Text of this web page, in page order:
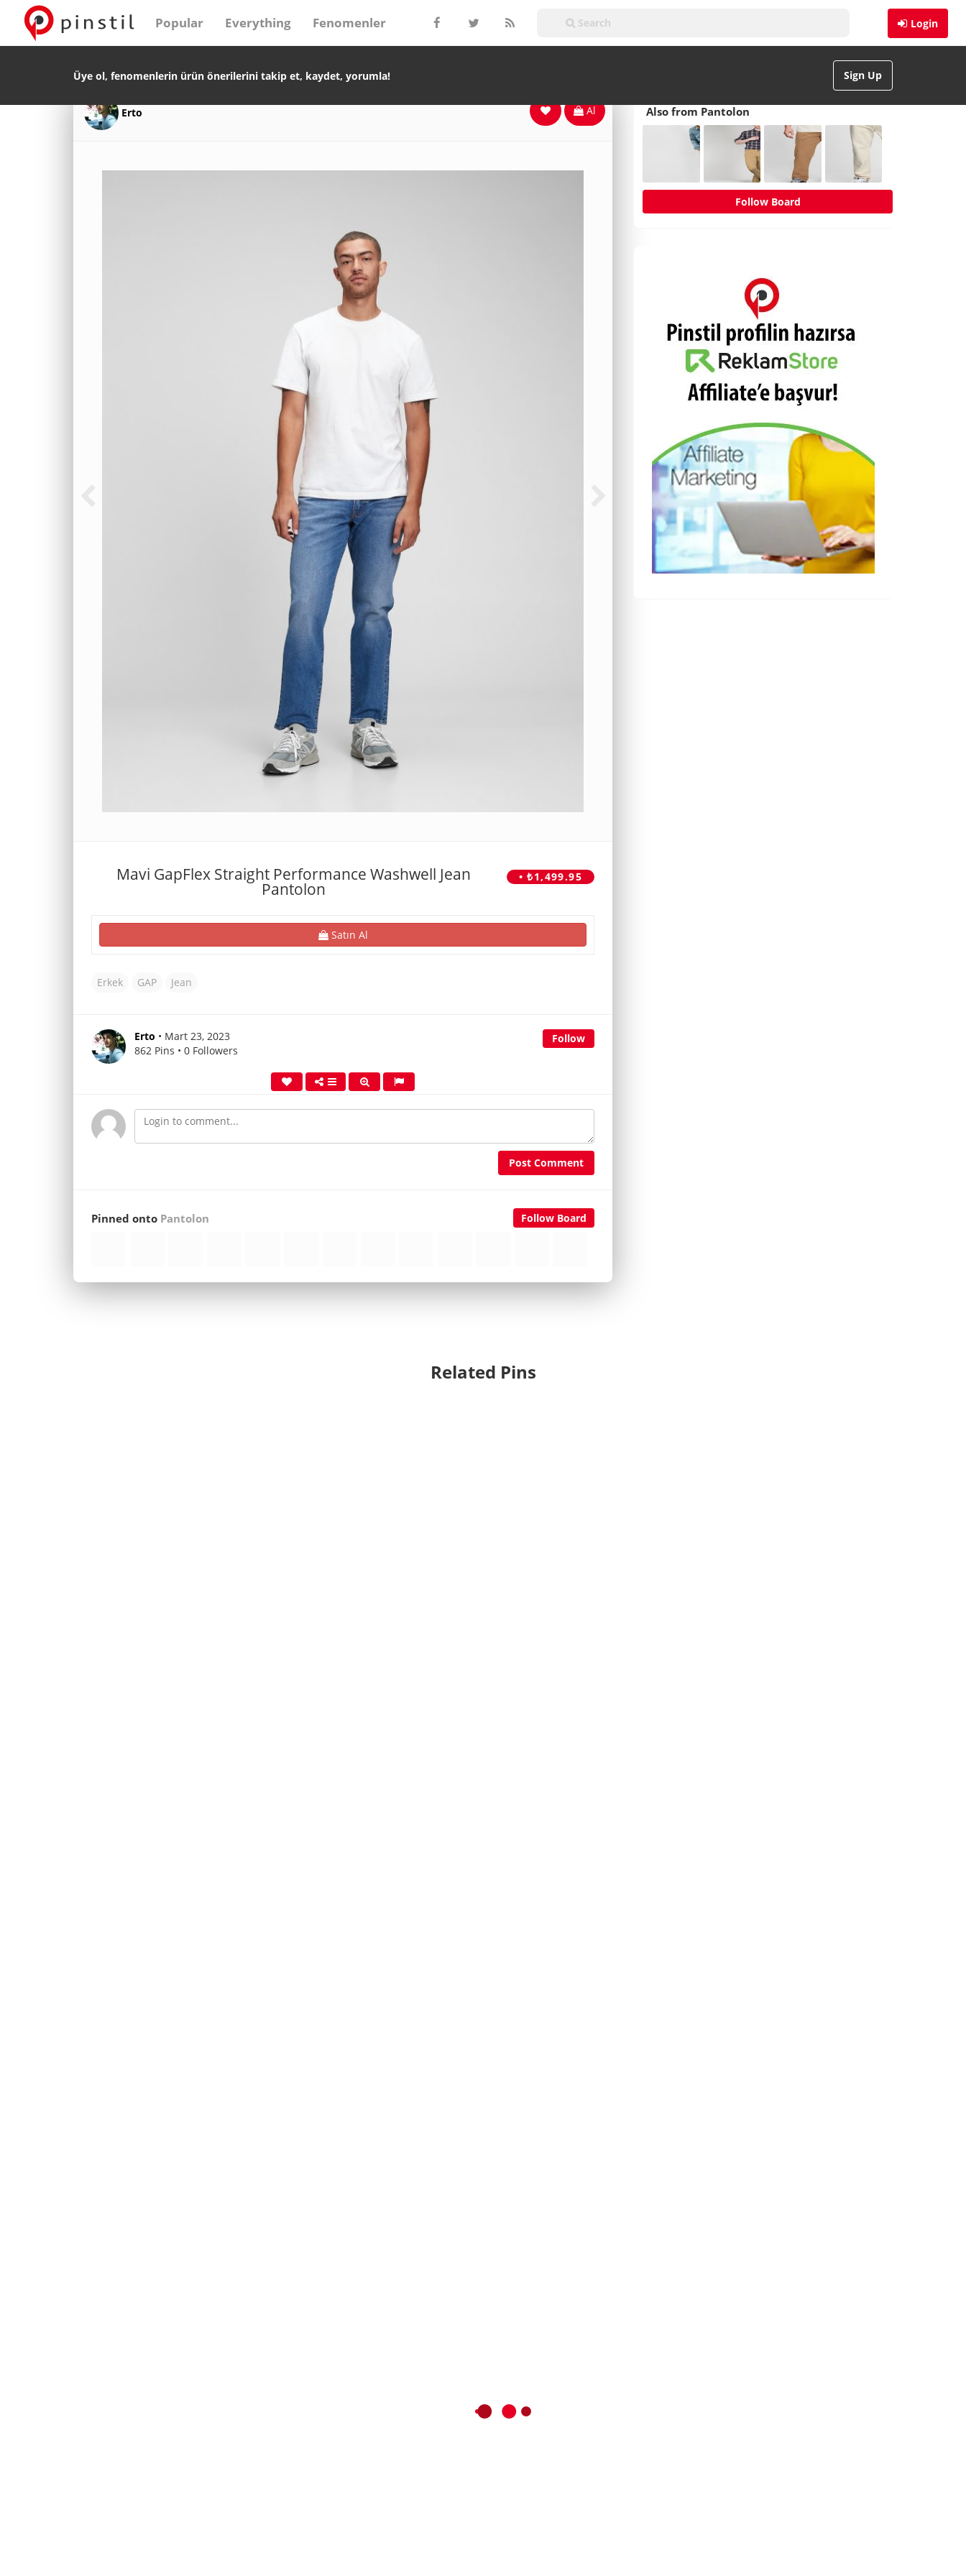
Login
Popular Everything Fenomenler
Sign Up
Üye ol, fenomenlerin ürün önerilerini takip et, kaydet, yorumla!
Erto Al
• ₺1,499.95
Mavi GapFlex Straight Performance Washwell Jean
Pantolon
Satın Al
Erkek GAP Jean
Follow
Erto • Mart 23, 2023
862 Pins • 0 Followers
Post Comment
Follow Board
Pinned onto Pantolon
Also from Pantolon
Follow Board
Related Pins